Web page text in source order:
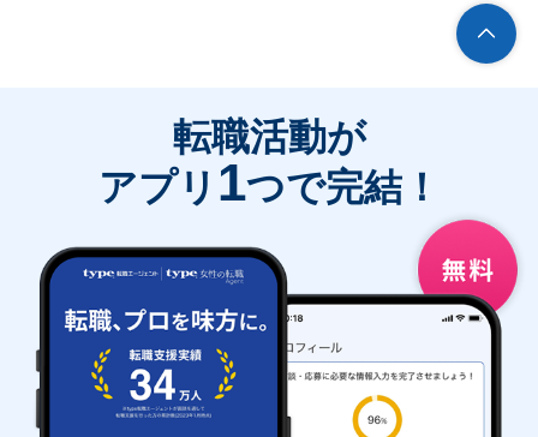
転職活動が
アプリ 1つで完結！